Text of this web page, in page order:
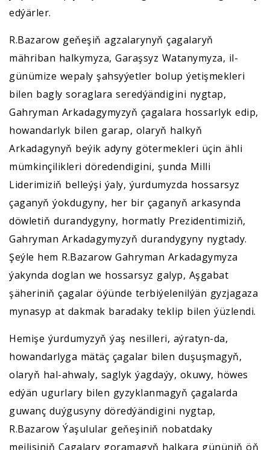
edýärler.
R.Bazarow geňeşiň agzalarynyň çagalaryň
mähriban halkymyza, Garaşsyz Watanymyza, il-
günümize wepaly şahsyýetler bolup ýetişmekleri
bilen bagly soraglara seredýändigini nygtap,
Gahryman Arkadagymyzyň çagalara hossarlyk edip,
howandarlyk bilen garap, olaryň halkyň
Arkadagynyň beýik adyny götermekleri üçin ähli
mümkinçilikleri döredendigini, şunda Milli
Liderimiziň belleýşi ýaly, ýurdumyzda hossarsyz
çaganyň ýokdugyny, her bir çaganyň arkasynda
döwletiň durandygyny, hormatly Prezidentimiziň,
Gahryman Arkadagymyzyň durandygyny nygtady.
Şeýle hem R.Bazarow Gahryman Arkadagymyza
ýakynda doglan we hossarsyz galyp, Aşgabat
şäheriniň çagalar öýünde terbiýelenilýän gyzjagaza
mynasyp at dakmak baradaky teklip bilen ýüzlendi.
Hemişe ýurdumyzyň ýaş nesilleri, aýratyn-da,
howandarlyga mätäç çagalar bilen duşuşmagyň,
olaryň hal-ahwaly, saglyk ýagdaýy, okuwy, höwes
edýän ugurlary bilen gyzyklanmagyň çagalarda
guwanç duýgusyny döredýändigini nygtap,
R.Bazarow Ýaşulular geňeşiniň nobatdaky
mejlisiniň Çagalary goramagyň halkara gününiň öň